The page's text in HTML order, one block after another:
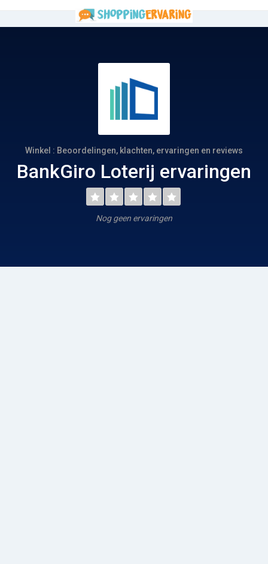
Winkel : Beoordelingen, klachten, ervaringen en reviews
BankGiro Loterij ervaringen
Nog geen ervaringen